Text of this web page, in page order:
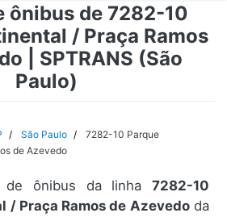
ônibus de 7282-10
/ Praça Ramos
| SPTRANS (São
Paulo)
São Paulo
7282-10 Parque
de Azevedo
de ônibus da linha 7282-10
/ Praça Ramos de Azevedoda